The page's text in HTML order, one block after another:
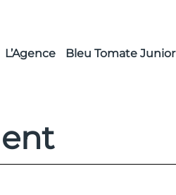
L’Agence Bleu Tomate Junior